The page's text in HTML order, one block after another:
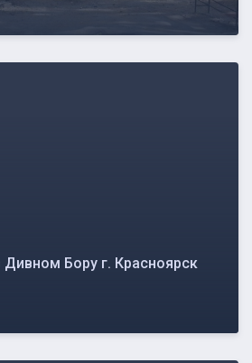
Бору г. Красноярск